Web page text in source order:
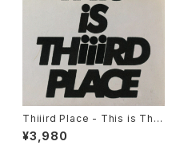
Thiiird Place - This is Thiii
rd Place "LP"
¥3,980